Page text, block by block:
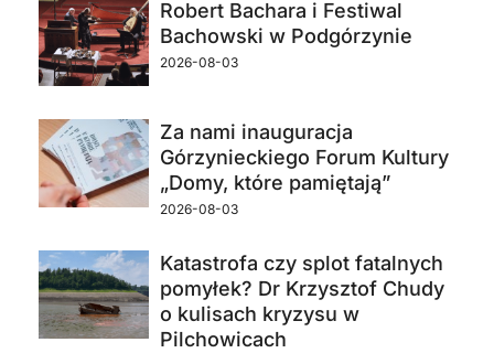
Robert Bachara i Festiwal
Bachowski w Podgórzynie
2026-08-03
Za nami inauguracja
Górzynieckiego Forum Kultury
„Domy, które pamiętają”
2026-08-03
Katastrofa czy splot fatalnych
pomyłek? Dr Krzysztof Chudy
o kulisach kryzysu w
Pilchowicach